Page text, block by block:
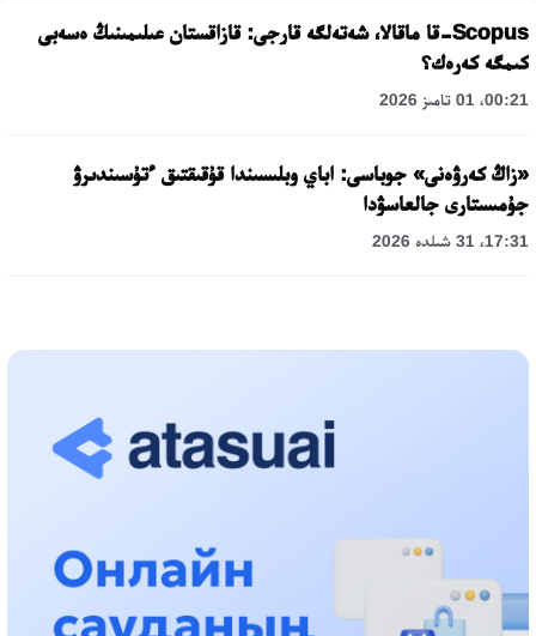
Scopus-قا ماقالا، شەتەلگە قارجى: قازاقستان عىلىمىنىڭ ەسەبى
كىمگە كەرەك؟
00:21، 01 تامىز 2026
«زاڭ كەرۋەنى» جوباسى: اباي وبلىسىندا قۇقىقتىق ءتۇسىندىرۋ
جۇمىستارى جالعاسۋدا
17:31، 31 شىلدە 2026
جوسپارلانۋدا
اسحات اسىلبەكوۆ: كۇشتى بيلىككە كۇشتى تۇلعالار كەرەك!
ابزال دوستيار: دۋمان مۇحامەتكارىمدى الماتى تۇرمەسىنە اۋىستىرۋى
مۇمكىن
16:15، 27 شىلدە 2026